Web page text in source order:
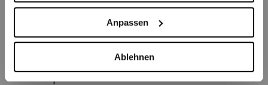
Anpassen
Ablehnen
Openair-Konzert auf
dem Bundesplatz
Bundesplatz